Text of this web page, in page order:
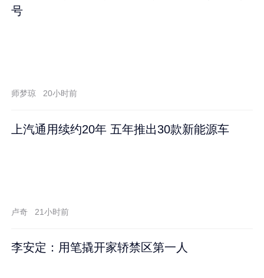
号
师梦琼 20小时前
上汽通用续约20年 五年推出30款新能源车
卢奇 21小时前
李安定：用笔撬开家轿禁区第一人